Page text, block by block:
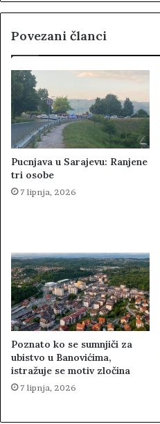
Povezani članci
Pucnjava u Sarajevu: Ranjene
tri osobe
7 lipnja, 2026
Poznato ko se sumnjiči za
ubistvo u Banovićima,
istražuje se motiv zločina
7 lipnja, 2026